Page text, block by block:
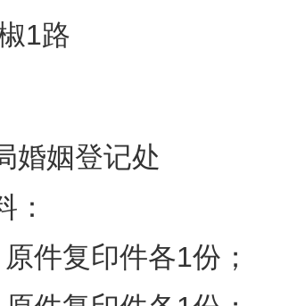
1路
婚姻登记处
：
件复印件各1份；